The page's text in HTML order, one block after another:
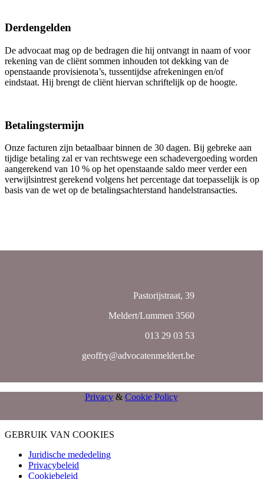
Derdengelden
De advocaat mag op de bedragen die hij ontvangt in naam of voor
rekening van de cliënt sommen inhouden tot dekking van de
openstaande provisienota’s, tussentijdse afrekeningen en/of
eindstaat. Hij brengt de cliënt hiervan schriftelijk op de hoogte.
Betalingstermijn
Onze facturen zijn betaalbaar binnen de 30 dagen. Bij gebreke aan
tijdige betaling zal er van rechtswege een schadevergoeding worden
aangerekend van 10 % op het openstaande saldo meer verder een
verwijlsintrest gerekend volgens het percentage dat toepasselijk is op
basis van de wet op de betalingsachterstand handelstransacties.
Pastorijstraat, 39
Meldert/Lummen 3560
013 29 03 53
geoffry@advocatenmeldert.be
Privacy& Cookie Policy
GEBRUIK VAN COOKIES
Juridische mededeling
Privacybeleid
Cookiebeleid